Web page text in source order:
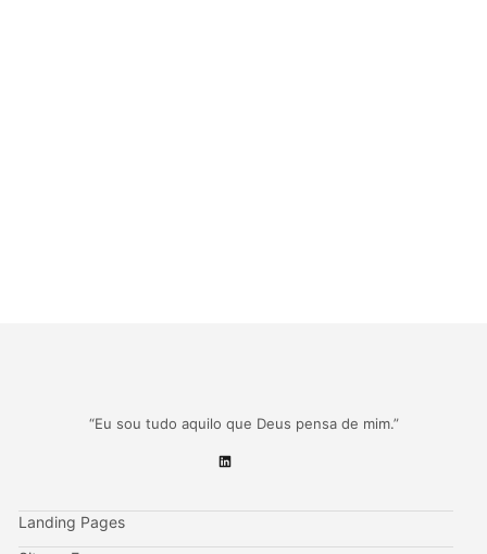
“Eu sou tudo aquilo que Deus pensa de mim.”
Landing Pages